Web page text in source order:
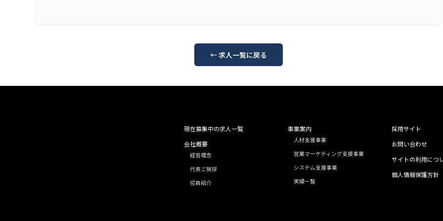
← 求人一覧に戻る
現在募集中の求人一覧
会社概要
経営理念
代表ご挨拶
役員紹介
事業案内
人材支援事業
営業マーケティング支援事業
システム支援事業
実績一覧
採用サイト
お問い合わせ
サイトの利用につ
個人情報保護方針